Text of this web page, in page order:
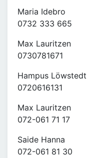
Maria Idebro
0732 333 665
Max Lauritzen
0730781671
Hampus Löwstedt
0720616131
Max Lauritzen
072-061 71 17
Saide Hanna
072-061 81 30